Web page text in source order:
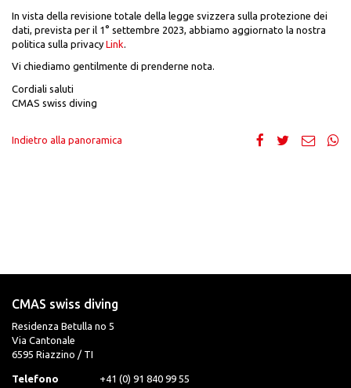
In vista della revisione totale della legge svizzera sulla protezione dei
dati, prevista per il 1° settembre 2023, abbiamo aggiornato la nostra
politica sulla privacy Link
Vi chiediamo gentilmente di prenderne nota.
Cordiali saluti
CMAS swiss diving
Indietro alla panoramica
CMAS swiss diving
Residenza Betulla no 5
Via Cantonale
6595 Riazzino / TI
Telefono
+41 (0) 91 840 99 55